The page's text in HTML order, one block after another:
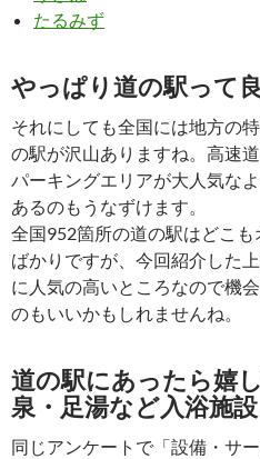
たるみず
やっぱり道の駅って
それにしても全国には地方の
の駅が沢山ありますね。高速
パーキングエリアが大人気な
あるのもうなずけます。
全国952箇所の道の駅はどこ
ばかりですが、今回紹介した
に人気の高いところなので機
のもいいかもしれませんね。
道の駅にあったら嬉
泉・足湯など入浴施設
同じアンケートで「設備・サ